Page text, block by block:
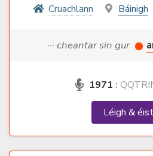
Cruachlann Báinigh
··· cheantar sin gur
1971 :
Léigh & éist